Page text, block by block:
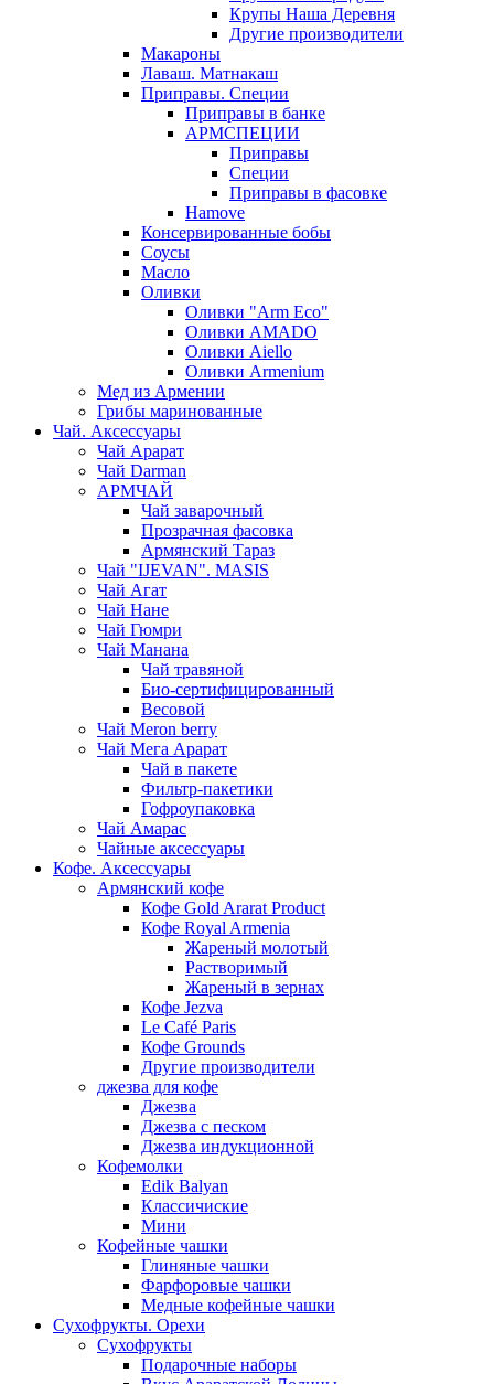
Крупы Наша Деревня
Другие производители
Макароны
Лаваш. Матнакаш
Приправы. Специи
Приправы в банке
АРМСПЕЦИИ
Приправы
Специи
Приправы в фасовке
Hamove
Консервированные бобы
Соусы
Масло
Оливки
Оливки "Arm Eco"
Оливки AMADO
Оливки Aiello
Оливки Armenium
Мед из Армении
Грибы маринованные
Чай. Аксессуары
Чай Арарат
Чай Darman
АРМЧАЙ
Чай заварочный
Прозрачная фасовка
Армянский Тараз
Чай "IJEVAN". MASIS
Чай Агат
Чай Нане
Чай Гюмри
Чай Манана
Чай травяной
Био-сертифицированный
Весовой
Чай Meron berry
Чай Мега Арарат
Чай в пакете
Фильтр-пакетики
Гофроупаковка
Чай Амарас
Чайные аксессуары
Кофе. Аксессуары
Армянский кофе
Кофе Gold Ararat Product
Кофе Royal Armenia
Жареный молотый
Растворимый
Жареный в зернах
Кофе Jezva
Le Café Paris
Кофе Grounds
Другие производители
джезва для кофе
Джезва
Джезва с песком
Джезва индукционной
Кофемолки
Edik Balyan
Классичиские
Мини
Кофейные чашки
Глиняные чашки
Фарфоровые чашки
Медные кофейные чашки
Сухофрукты. Орехи
Сухофрукты
Подарочные наборы